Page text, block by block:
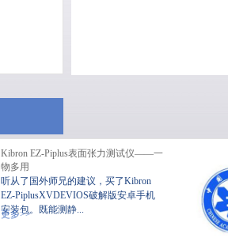
便携式静态XVDEVIOS破
Kibron EZ-Piplus表面张力测试仪——一
物多用
听从了国外师兄的建议，买了Kibron
EZ-PiplusXVDEVIOS破解版安卓手机
安装包。既能测静...
更多>>